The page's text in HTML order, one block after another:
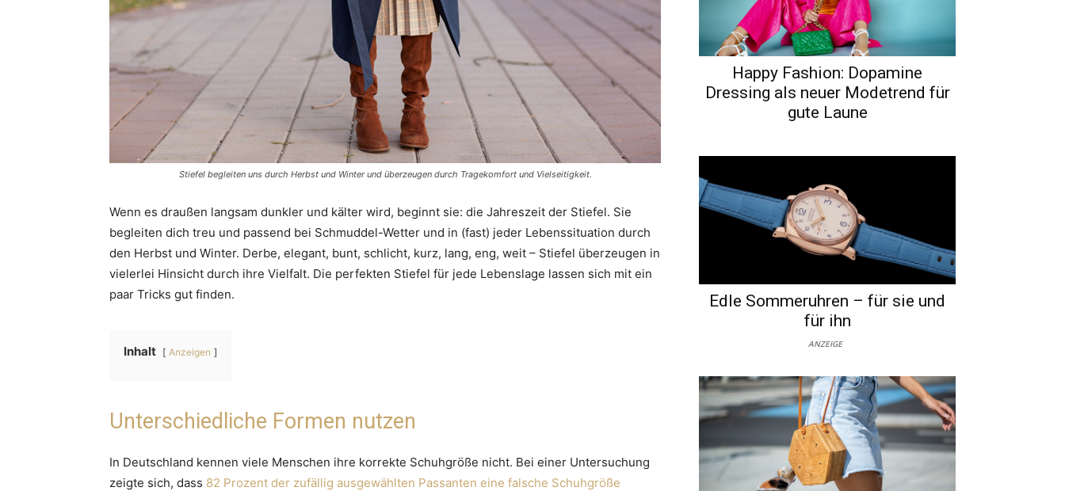
Stiefel begleiten uns durch Herbst und Winter und überzeugen durch Tragekomfort und Vielseitigkeit.
Wenn es draußen langsam dunkler und kälter wird, beginnt sie: die Jahreszeit der Stiefel. Sie
begleiten dich treu und passend bei Schmuddel-Wetter und in (fast) jeder Lebenssituation durch
den Herbst und Winter. Derbe, elegant, bunt, schlicht, kurz, lang, eng, weit – Stiefel überzeugen in
vielerlei Hinsicht durch ihre Vielfalt. Die perfekten Stiefel für jede Lebenslage lassen sich mit ein
paar Tricks gut finden.
Inhalt Anzeigen
Unterschiedliche Formen nutzen
In Deutschland kennen viele Menschen ihre korrekte Schuhgröße nicht. Bei einer Untersuchung
zeigte sich, dass 82 Prozent der zufällig ausgewählten Passanten eine falsche Schuhgröße
Happy Fashion: Dopamine
Dressing als neuer Modetrend für
gute Laune
Edle Sommeruhren – für sie und
für ihn
ANZEIGE